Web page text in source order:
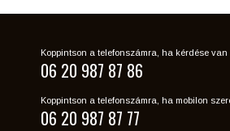
Koppintson a telefonszámra, ha kérdése van
06 20 987 87 86
Koppintson a telefonszámra, ha mobilon
06 20 987 87 77